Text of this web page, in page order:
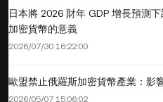
日本將 2026 財年 GDP 增長預測
加密貨幣的意義
2026/07/30 16:22:00
歐盟禁止俄羅斯加密貨幣產業：影
2026/05/07 15:06:02